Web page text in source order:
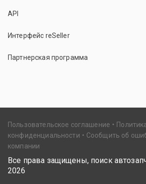
API
Интерфейс reSeller
Партнерская программа
Пользовательское соглашение
конфиденциальности
Сообщить об
компании
Все права защищены, поиск
2026